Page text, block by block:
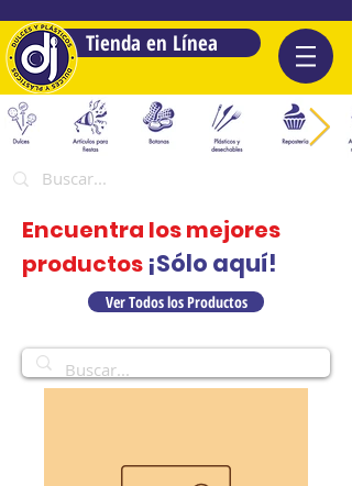
Tienda en Línea
Encuentra los mejores
productos ¡Sólo aquí!
Ver Todos los Productos